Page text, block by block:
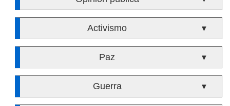
Activismo ▼
Paz ▼
Guerra ▼